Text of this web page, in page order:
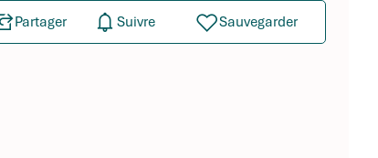
Partager Suivre Sauvegarder